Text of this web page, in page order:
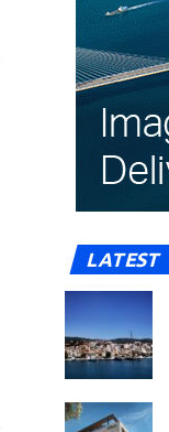
LATEST